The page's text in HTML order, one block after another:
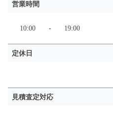
営業時間
10:00 - 19:00
定休日
見積査定対応